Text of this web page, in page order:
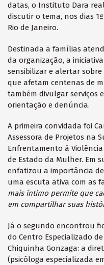
datas, o Instituto Dara
discutir o tema, nos dias
Rio de Janeiro.
Destinada a famílias
da organização, a
sensibilizar e alertar
que afetam centenas de
também divulgar serviços
orientação e denúncia.
A primeira convidada foi
Assessora de Projetos na
Enfrentamento à
de Estado da Mulher. Em
enfatizou a importância
uma escuta ativa com as
mais íntimo permite que
em compartilhar suas
Já o segundo encontrou
do Centro Especializado
Chiquinha Gonzaga: a
(psicóloga especializada